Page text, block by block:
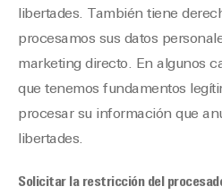
libertades. También tiene
procesamos sus datos
marketing directo. En algunos
que tenemos fundamentos
procesar su información que
libertades.
Solicitar la restricción del